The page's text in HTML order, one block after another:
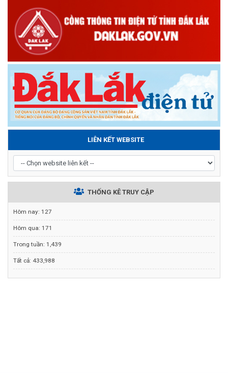
LIÊN KẾT WEBSITE
THỐNG KÊ TRUY CẬP
Hôm nay: 127
Hôm qua: 171
Trong tuần: 1,439
Tất cả: 433,988